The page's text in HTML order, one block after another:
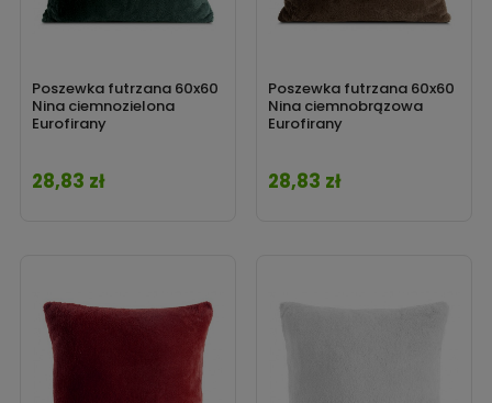
Poszewka futrzana 60x60
Nina ciemnozielona
Eurofirany
Cena
28,83 zł
Poszewka futrzana 60x60
Nina ciemnobrązowa
Eurofirany
Cena
28,83 zł